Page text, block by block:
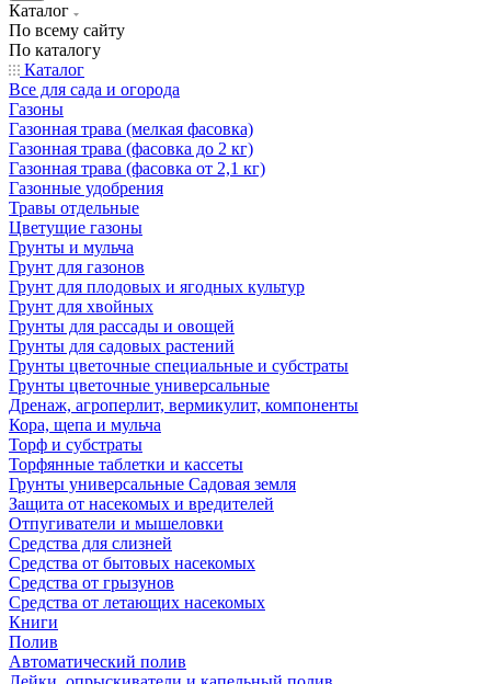
Каталог
По всему сайту
По каталогу
Каталог
Все для сада и огорода
Газоны
Газонная трава (мелкая фасовка)
Газонная трава (фасовка до 2 кг)
Газонная трава (фасовка от 2,1 кг)
Газонные удобрения
Травы отдельные
Цветущие газоны
Грунты и мульча
Грунт для газонов
Грунт для плодовых и ягодных культур
Грунт для хвойных
Грунты для рассады и овощей
Грунты для садовых растений
Грунты цветочные специальные и субстраты
Грунты цветочные универсальные
Дренаж, агроперлит, вермикулит, компоненты
Кора, щепа и мульча
Торф и субстраты
Торфянные таблетки и кассеты
Грунты универсальные Садовая земля
Защита от насекомых и вредителей
Отпугиватели и мышеловки
Средства для слизней
Средства от бытовых насекомых
Средства от грызунов
Средства от летающих насекомых
Книги
Полив
Автоматический полив